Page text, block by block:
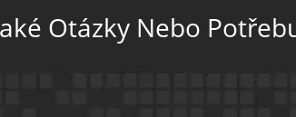
Otázky Nebo